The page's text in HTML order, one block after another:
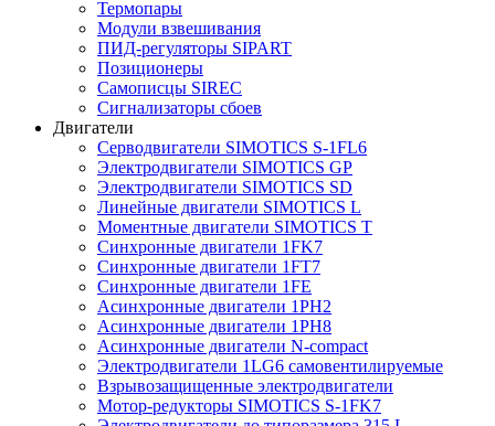
Термопары
Модули взвешивания
ПИД-регуляторы SIPART
Позиционеры
Самописцы SIREC
Сигнализаторы сбоев
Двигатели
Серводвигатели SIMOTICS S-1FL6
Электродвигатели SIMOTICS GP
Электродвигатели SIMOTICS SD
Линейные двигатели SIMOTICS L
Моментные двигатели SIMOTICS T
Синхронные двигатели 1FK7
Синхронные двигатели 1FT7
Синхронные двигатели 1FE
Асинхронные двигатели 1PH2
Асинхронные двигатели 1PH8
Асинхронные двигатели N-compact
Электродвигатели 1LG6 cамовентилируемые
Взрывозащищенные электродвигатели
Мотор-редукторы SIMOTICS S-1FK7